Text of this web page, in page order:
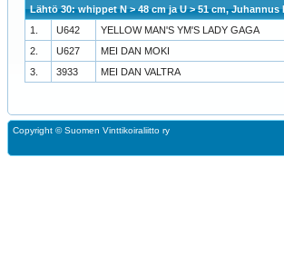
Lähtö 30: whippet N > 48 cm ja U > 51 cm, Juhannus
1.
U642 YELLOW MAN'S YM'S LADY GAGA
2.
U627 MEI DAN MOKI
3.
3933 MEI DAN VALTRA
Copyright ©Suomen Vinttikoiraliitto ry